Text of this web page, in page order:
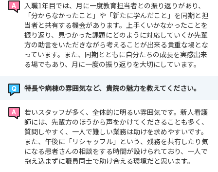
入職1年目では、月に一度教育担当者との振り返りがあり、
「分からなかったこと」や「新たに学んだこと」を同期と担
当者と共有する機会があります。上手くいかなかったことを
振り返り、見つかった課題にどのように対応していくか先輩
方の助言をいただきながら考えることが出来る貴重な場とな
っています。また、同期とともに自分たちの成長を実感出来
る場でもあり、月に一度の振り返りを大切にしています。
特長や病棟の雰囲気など、貴院の魅力を教えてください。
若いスタッフが多く、全体的に明るい雰囲気です。新人看護
師には、先輩方のほうから声をかけてくださることも多く、
質問しやすく、一人で難しい業務は助けを求めやすいです。
また、午後に「リシャッフル」という、残務を共有したり気
になる患者さんの相談をする時間が設けられており、一人で
抱え込まずに職員同士で助け合える環境だと思います。